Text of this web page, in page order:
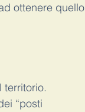
ottenere quello
territorio.
“posti